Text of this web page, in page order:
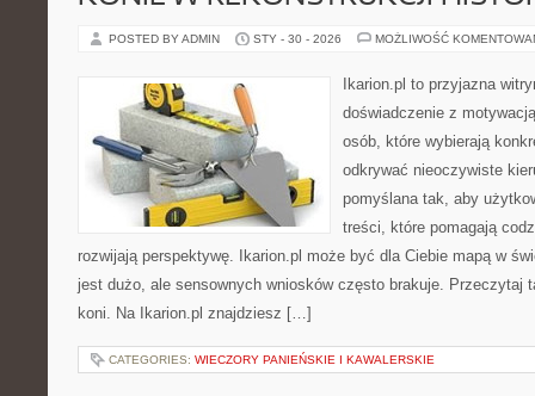
POSTED BY ADMIN STY - 30 - 2026 MOŻLIWOŚĆ
Ikarion.pl to przyjazna
doświadczenie z
osób, które wybierają
odkrywać nieoczywiste
pomyślana tak, aby
treści, które pomagają
rozwijają perspektywę. Ikarion.pl może być dla Ciebie mapą w
jest dużo, ale sensownych wniosków często brakuje. Przeczytaj
koni. Na Ikarion.pl znajdziesz […]
CATEGORIES: WIECZORY PANIEŃSKIE I KAWALERSKIE